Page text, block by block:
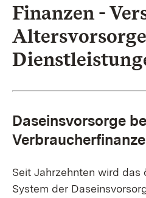
Finanzen -
Daseinsvorsorge
Seit Jahrzehnten wird
System der